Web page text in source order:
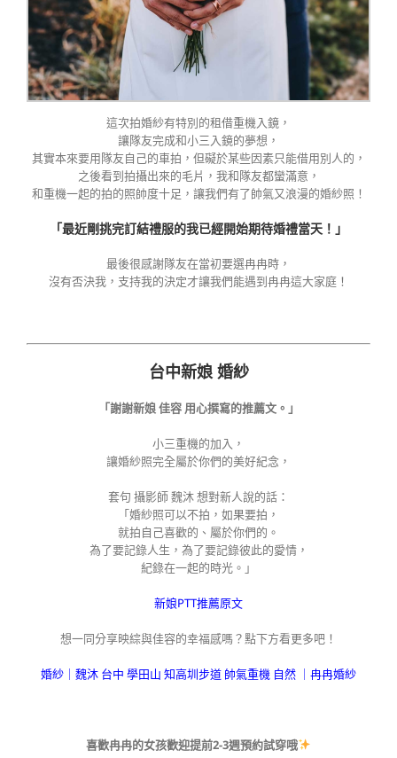
這次拍婚紗有特別的租借重機入鏡，
讓隊友完成和小三入鏡的夢想，
其實本來要用隊友自己的車拍，但礙於某些因素只能借用別人的，
之後看到拍攝出來的毛片，我和隊友都蠻滿意，
和重機一起的拍的照帥度十足，讓我們有了帥氣又浪漫的婚紗照！
「最近剛挑完訂結禮服的我已經開始期待婚禮當天！」
最後很感謝隊友在當初要選冉冉時，
沒有否決我，支持我的決定才讓我們能遇到冉冉這大家庭！
台中新娘 婚紗
「謝謝新娘 佳容 用心撰寫的推薦文。」
小三重機的加入，
讓婚紗照完全屬於你們的美好紀念，
套句 攝影師 魏沐 想對新人說的話：
「婚紗照可以不拍，如果要拍，
就拍自己喜歡的、屬於你們的。
為了要記錄人生，為了要記錄彼此的愛情，
紀錄在一起的時光。」
新娘PTT推薦原文
想一同分享映綜與佳容的幸福感嗎？點下方看更多吧！
婚紗｜魏沐 台中 學田山 知高圳步道 帥氣重機 自然 ｜冉冉婚紗
喜歡冉冉的女孩歡迎提前2-3週預約試穿哦